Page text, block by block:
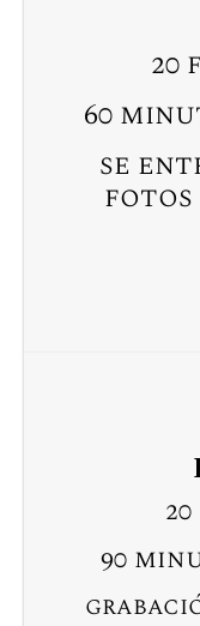
20
60
se
fotos
90